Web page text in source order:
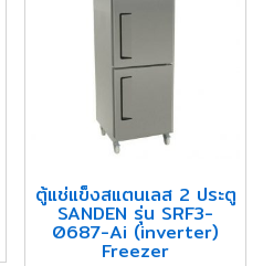
ตู้แช่แข็งสแตนเลส 2 ประตู
SANDEN รุ่น SRF3-
0687-Ai (inverter)
Freezer